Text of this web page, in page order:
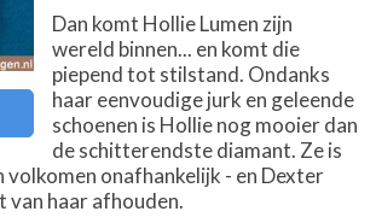
Dan komt Hollie Lumen zijn
wereld binnen... en komt die
piepend tot stilstand. Ondanks
haar eenvoudige jurk en geleende
schoenen is Hollie nog mooier dan
de schitterendste diamant. Ze is
volkomen onafhankelijk - en Dexter
van haar afhouden.